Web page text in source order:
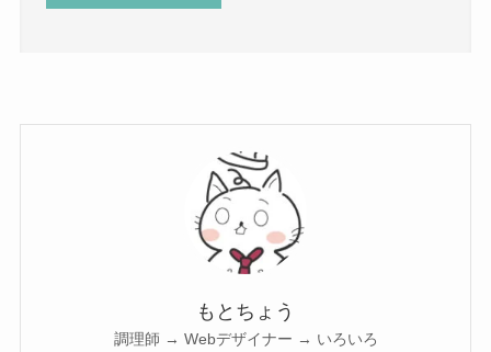
もとちょう
調理師 → Webデザイナー → いろいろ